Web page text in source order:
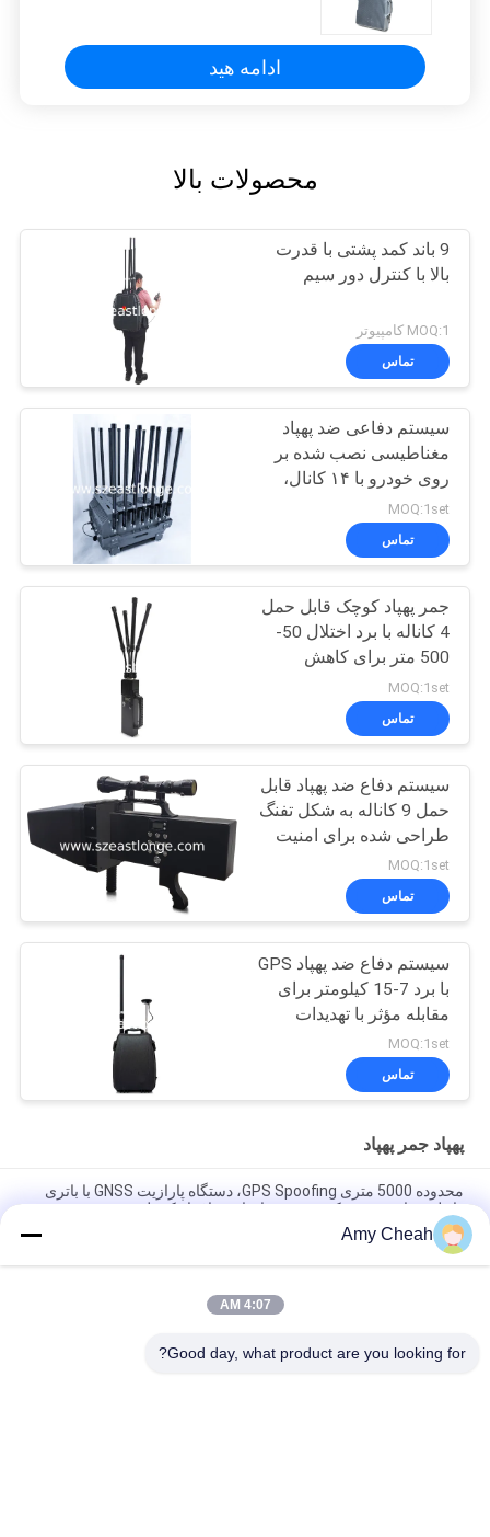
ادامه هید
محصولات بالا
9 باند کمد پشتی با قدرت
بالا با کنترل دور سیم
MOQ:1 کامپیوتر
تماس
سیستم دفاعی ضد پهپاد
مغناطیسی نصب شده بر
روی خودرو با ۱۴ کانال،
اقدامات امنیتی پیشرفته
MOQ:1set
تماس
جمر پهپاد کوچک قابل حمل
4 کاناله با برد اختلال 50-
500 متر برای کاهش
تهدیدات پهپادی
MOQ:1set
تماس
سیستم دفاع ضد پهپاد قابل
حمل 9 کاناله به شکل تفنگ
طراحی شده برای امنیت
پیشرفته در مناطق حساس
با فاصله مسدود کننده
2000 متر
MOQ:1set
تماس
سیستم دفاع ضد پهپاد GPS
با برد 7-15 کیلومتر برای
مقابله مؤثر با تهدیدات
پهپادی
MOQ:1set
تماس
پهپاد جمر پهپاد
محدوده 5000 متری GPS Spoofing، دستگاه پارازیت GNSS با باتری
داخلی برای مسدود کردن ضد پهپاد با نرم افزار کنترل
Counter
Amy Cheah
4:07 AM
Good day, what product are you looking for?